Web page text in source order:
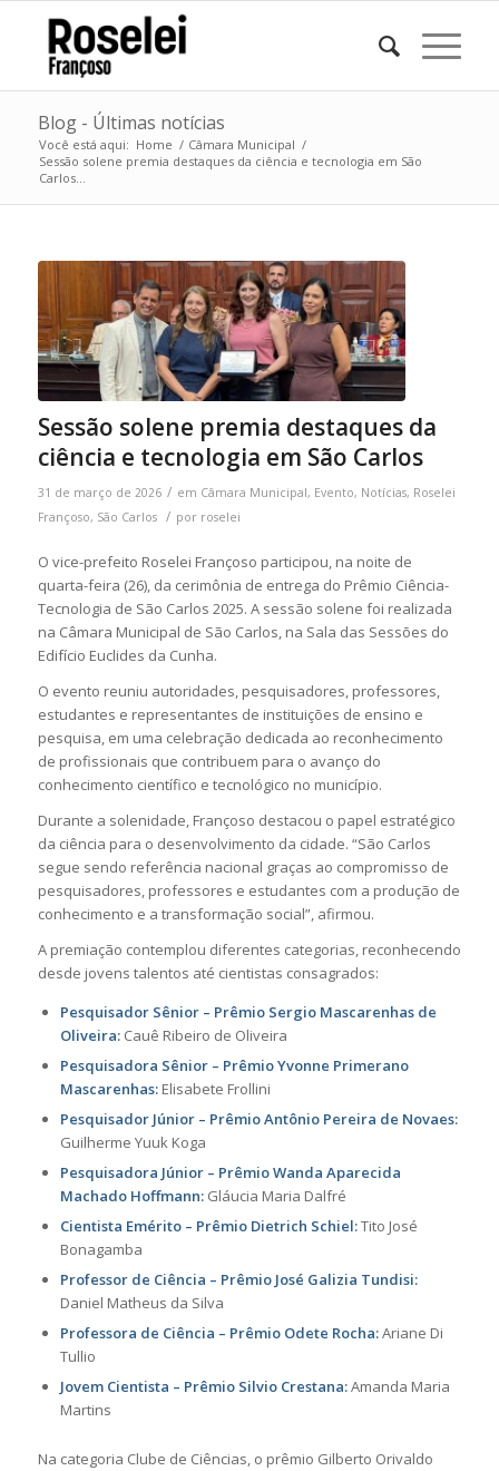
Blog - Últimas notícias
Você está aqui: Home / Câmara Municipal /
Sessão solene premia destaques da ciência e tecnologia em São
Carlos...
Sessão solene premia destaques da
ciência e tecnologia em São Carlos
31 de março de 2026 / em Câmara Municipal, Evento, Notícias, Roselei
Françoso, São Carlos / por roselei
O vice-prefeito Roselei Françoso participou, na noite de
quarta-feira (26), da cerimônia de entrega do Prêmio Ciência-
Tecnologia de São Carlos 2025. A sessão solene foi realizada
na Câmara Municipal de São Carlos, na Sala das Sessões do
Edifício Euclides da Cunha.
O evento reuniu autoridades, pesquisadores, professores,
estudantes e representantes de instituições de ensino e
pesquisa, em uma celebração dedicada ao reconhecimento
de profissionais que contribuem para o avanço do
conhecimento científico e tecnológico no município.
Durante a solenidade, Françoso destacou o papel estratégico
da ciência para o desenvolvimento da cidade. “São Carlos
segue sendo referência nacional graças ao compromisso de
pesquisadores, professores e estudantes com a produção de
conhecimento e a transformação social”, afirmou.
A premiação contemplou diferentes categorias, reconhecendo
desde jovens talentos até cientistas consagrados:
Pesquisador Sênior – Prêmio Sergio Mascarenhas de
Oliveira: Cauê Ribeiro de Oliveira
Pesquisadora Sênior – Prêmio Yvonne Primerano
Mascarenhas: Elisabete Frollini
Pesquisador Júnior – Prêmio Antônio Pereira de Novaes:
Guilherme Yuuk Koga
Pesquisadora Júnior – Prêmio Wanda Aparecida
Machado Hoffmann: Gláucia Maria Dalfré
Cientista Emérito – Prêmio Dietrich Schiel:Tito José
Bonagamba
Professor de Ciência – Prêmio José Galizia Tundisi:
Daniel Matheus da Silva
Professora de Ciência – Prêmio Odete Rocha:Ariane Di
Tullio
Jovem Cientista – Prêmio Silvio Crestana:Amanda Maria
Martins
Na categoria Clube de Ciências, o prêmio Gilberto Orivaldo